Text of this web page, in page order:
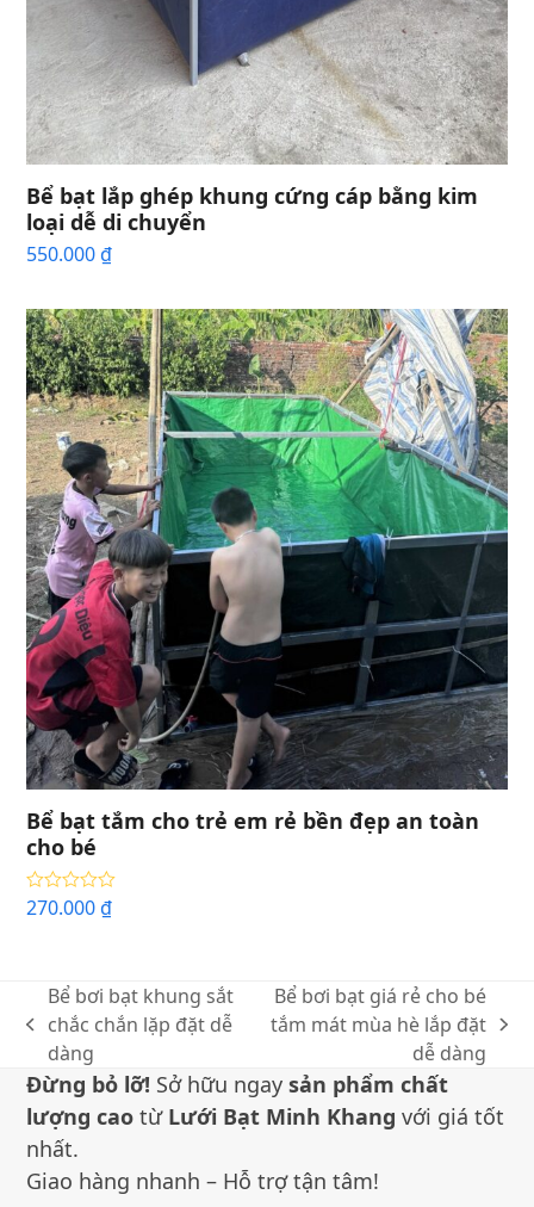
Bể bạt lắp ghép khung cứng cáp bằng kim
loại dễ di chuyển
550.000₫
Bể bạt tắm cho trẻ em rẻ bền đẹp an toàn
cho bé
Được xếp
hạng 5.00 5
270.000₫
bài
trước:
Bể bơi bạt khung sắt
chắc chắn lặp đặt dễ
dàng
bài
Bể bơi bạt giá rẻ cho bé
tắm mát mùa hè lắp đặt
dễ dàng
Đừng bỏ lỡ! Sở hữu ngaysản phẩm chất
lượng cao từ Lưới Bạt Minh Khang với giá tốt
nhất.
Giao hàng nhanh – Hỗ trợ tận tâm!